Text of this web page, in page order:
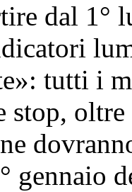
dal 1°
tutti i
stop,
gennaio